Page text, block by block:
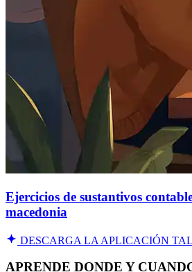
Ejercicios de sustantivos
macedonia
DESCARGA LA APLICACIÓN
APRENDE DONDE Y